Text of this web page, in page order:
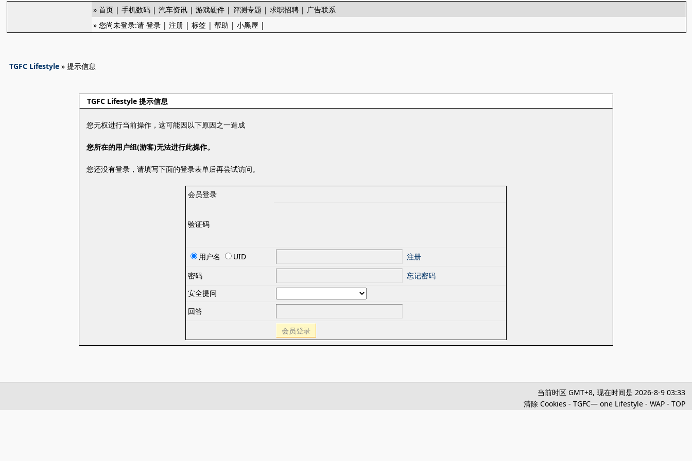
»首页 |手机数码 |汽车资讯 |游戏硬件 |评测专题 |求职招聘 | 广告联系
» 您尚未登录:请登录 |注册 |标签 |帮助 |小黑屋 |
TGFC Lifestyle » 提示信息
TGFC Lifestyle 提示信息
您无权进行当前操作，这可能因以下原因之一造成
您所在的用户组(游客)无法进行此操作。
您还没有登录，请填写下面的登录表单后再尝试访问。
会员登录
验证码
用户名 UID
注册
密码
忘记密码
安全提问
回答
会员登录
当前时区 GMT+8, 现在时间是 2026-8-9 03:33
清除 Cookies - TGFC— one Lifestyle- WAP- TOP